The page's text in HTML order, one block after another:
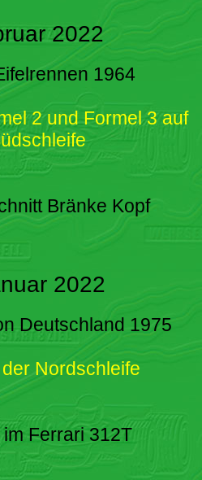
2022
1964
2 und Formel 3 auf
Bränke Kopf
2022
Deutschland 1975
Nordschleife
Ferrari 312T